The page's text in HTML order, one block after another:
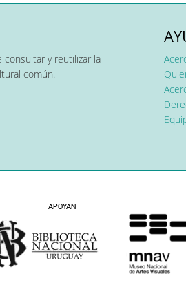
y reutilizar la
común.